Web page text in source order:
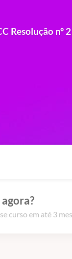
Resolução nº
curso em até 3